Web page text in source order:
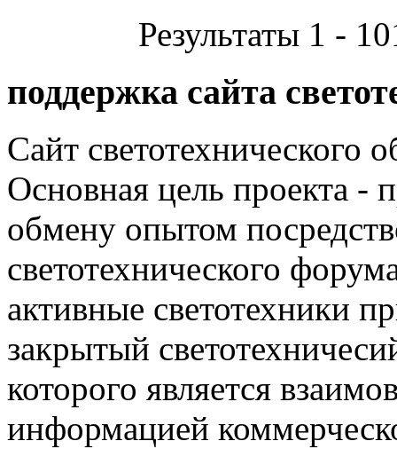
Результаты 1 -
поддержка сайта
Сайт светотехнического
Основная цель проекта -
обмену опытом
светотехнического
активные светотехники
закрытый
которого является
информацией